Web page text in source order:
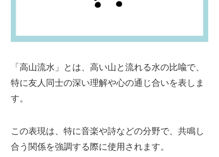
「高山流水」とは、高い山と流れる水の比喩で、
特に友人同士の深い理解や心の通じ合いを表しま
す。
この表現は、特に音楽や詩などの分野で、共鳴し
合う関係を強調する際に使用されます。